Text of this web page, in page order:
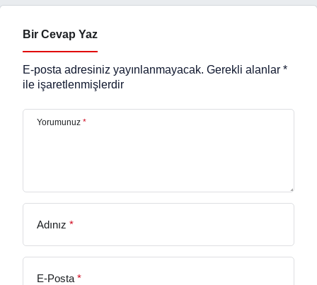
Bir Cevap Yaz
E-posta adresiniz yayınlanmayacak. Gerekli alanlar *
ile işaretlenmişlerdir
Yorumunuz *
Adınız *
E-Posta *